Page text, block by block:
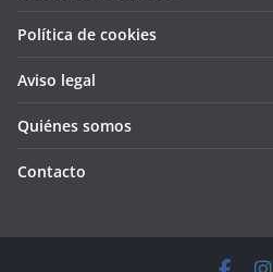
Política de cookies
Aviso legal
Quiénes somos
Contacto